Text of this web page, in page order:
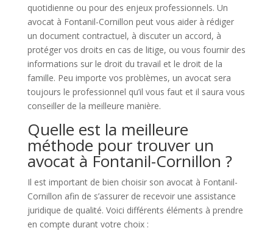
quotidienne ou pour des enjeux professionnels. Un
avocat à Fontanil-Cornillon peut vous aider à rédiger
un document contractuel, à discuter un accord, à
protéger vos droits en cas de litige, ou vous fournir des
informations sur le droit du travail et le droit de la
famille. Peu importe vos problèmes, un avocat sera
toujours le professionnel qu’il vous faut et il saura vous
conseiller de la meilleure manière.
Quelle est la meilleure
méthode pour trouver un
avocat à Fontanil-Cornillon ?
Il est important de bien choisir son avocat à Fontanil-
Cornillon afin de s’assurer de recevoir une assistance
juridique de qualité. Voici différents éléments à prendre
en compte durant votre choix :